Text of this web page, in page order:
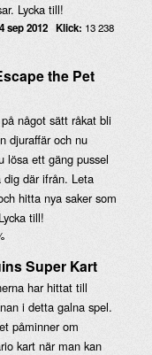
Lycka till!
sep 2012 Klick: 13 238
the Pet
något sätt råkat bli
djuraffär och nu
lösa ett gäng pussel
där ifrån. Leta
hitta nya saker som
till!
Super Kart
har hittat till
i detta galna spel.
påminner om
kart när man kan